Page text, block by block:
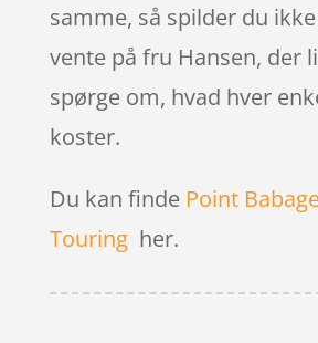
samme, så spilder du
vente på fru Hansen, der
spørge om, hvad hver
koster.
Du kan finde Point
Touringher.